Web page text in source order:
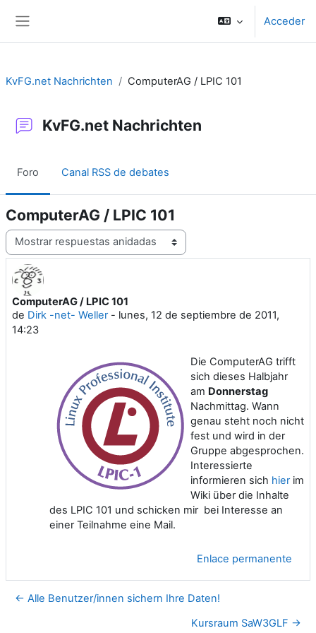
Acceder
KvFG.net Nachrichten ComputerAG / LPIC 101
KvFG.net Nachrichten
Foro Canal RSS de debates
ComputerAG / LPIC 101
Mostrar modo
ComputerAG / LPIC 101
de Dirk -net- Weller- lunes, 12 de septiembre de 2011,
14:23
Número de respuestas: 0
Die ComputerAG trifft
sich dieses Halbjahr
am Donnerstag
Nachmittag. Wann
genau steht noch nicht
fest und wird in der
Gruppe abgesprochen.
Interessierte
informieren sich hierim
Wiki über die Inhalte
des LPIC 101 und schicken mir bei Interesse an
einer Teilnahme eine Mail.
Enlace permanente
← Alle Benutzer/innen sichern Ihre Daten!
Kursraum SaW3GLF →